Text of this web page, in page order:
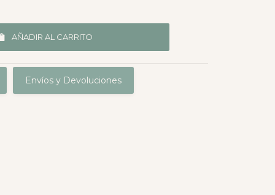
AÑADIR AL CARRITO
Envíos y Devoluciones